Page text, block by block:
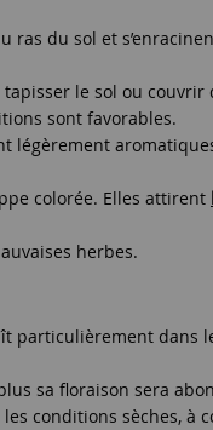
ras du sol et
le sol ou couvrir
sont favorables.
légèrement
colorée. Elles attirent
herbes.
particulièrement dans
sa floraison sera
conditions sèches, à